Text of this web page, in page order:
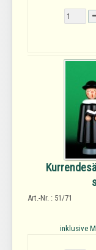
Art.-Nr. : 51/71
inklusive